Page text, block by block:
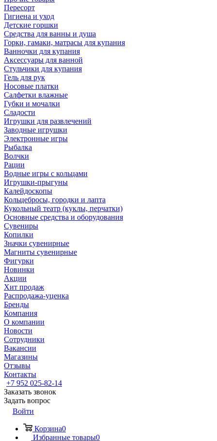
Пересорт
Гигиена и уход
Детские горшки
Средства для ванны и душа
Горки, гамаки, матрасы для купания
Ванночки для купания
Аксессуары для ванной
Стульчики для купания
Гель для рук
Носовые платки
Салфетки влажные
Губки и мочалки
Сладости
Игрушки для развлечений
Заводные игрушки
Электронные игры
Рыбалка
Волчки
Рации
Водные игры с кольцами
Игрушки-прыгуны
Калейдоскопы
Кольцебросы, городки и лапта
Кукольный театр (куклы, перчатки)
Основные средства и оборудования
Сувениры
Копилки
Значки сувенирные
Магниты сувенирные
Фигурки
Новинки
Акции
Хит продаж
Распродажа-уценка
Бренды
Компания
О компании
Новости
Сотрудники
Вакансии
Магазины
Отзывы
Контакты
+7 952 025-82-14
Заказать звонок
Задать вопрос
Войти
Корзина0
Избранные товары0